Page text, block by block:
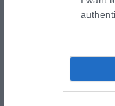
Η πρώτη
Πέμπτη 10
Τμήμα